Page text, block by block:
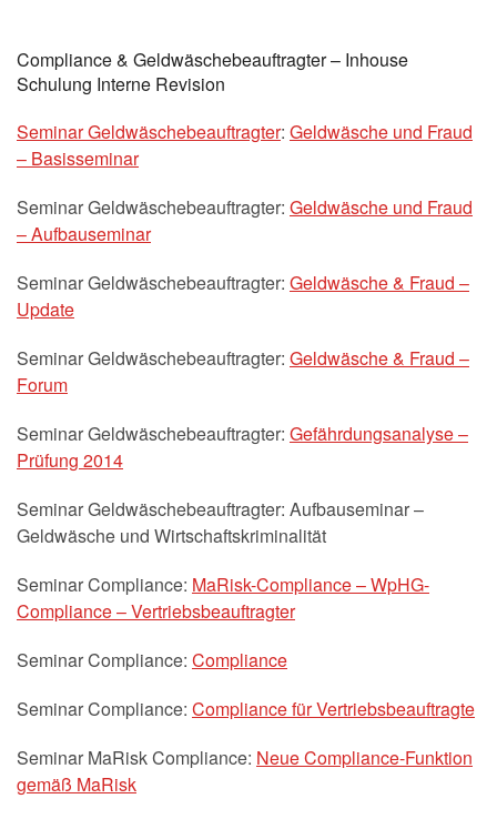
Compliance & Geldwäschebeauftragter – Inhouse
Schulung Interne Revision
Seminar Geldwäschebeauftragter: Geldwäsche und Fraud
– Basisseminar
Seminar Geldwäschebeauftragter: Geldwäsche und Fraud
– Aufbauseminar
Seminar Geldwäschebeauftragter: Geldwäsche & Fraud –
Update
Seminar Geldwäschebeauftragter: Geldwäsche & Fraud –
Forum
Seminar Geldwäschebeauftragter: Gefährdungsanalyse –
Prüfung 2014
Seminar Geldwäschebeauftragter: Aufbauseminar –
Geldwäsche und Wirtschaftskriminalität
Seminar Compliance: MaRisk-Compliance – WpHG-
Compliance – Vertriebsbeauftragter
Seminar Compliance: Compliance
Seminar Compliance: Compliance für Vertriebsbeauftragte
Seminar MaRisk Compliance: Neue Compliance-Funktion
gemäß MaRisk